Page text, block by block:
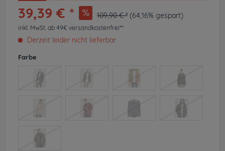
39,39 € * 109,90 € * (64,16% gespart)
inkl. MwSt. ab 49€ versandkostenfrei**
Derzeit leider nicht lieferbar
Farbe